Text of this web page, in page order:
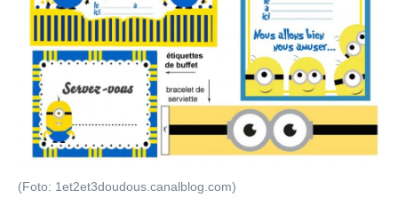
(Foto: 1et2et3doudous.canalblog.com)